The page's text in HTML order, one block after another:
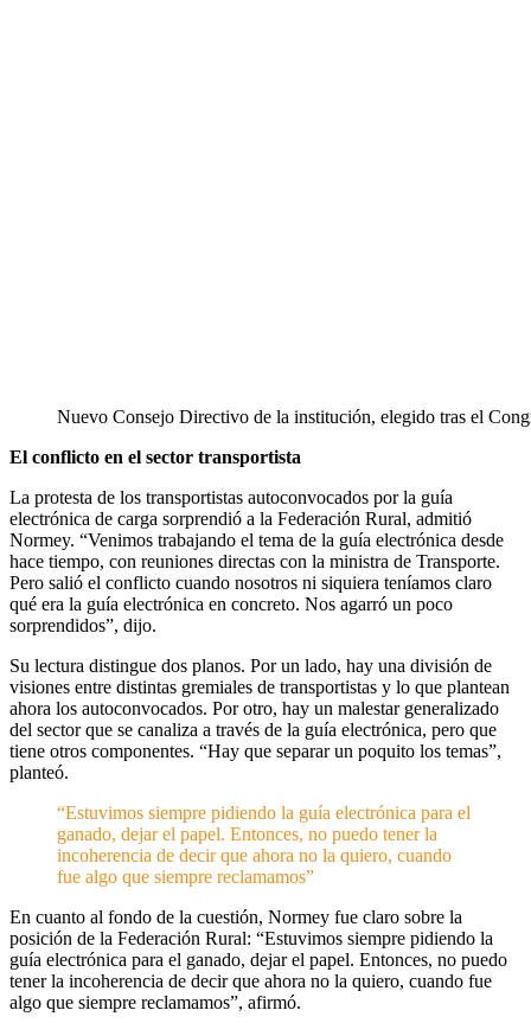
Nuevo Consejo Directivo de la institución, elegido tras el
El conflicto en el sector transportista
La protesta de los transportistas autoconvocados por la guía
electrónica de carga sorprendió a la Federación Rural, admitió
Normey. “Venimos trabajando el tema de la guía electrónica desde
hace tiempo, con reuniones directas con la ministra de Transporte.
Pero salió el conflicto cuando nosotros ni siquiera teníamos claro
qué era la guía electrónica en concreto. Nos agarró un poco
sorprendidos”, dijo.
Su lectura distingue dos planos. Por un lado, hay una división de
visiones entre distintas gremiales de transportistas y lo que plantean
ahora los autoconvocados. Por otro, hay un malestar generalizado
del sector que se canaliza a través de la guía electrónica, pero que
tiene otros componentes. “Hay que separar un poquito los temas”,
planteó.
“Estuvimos siempre pidiendo la guía electrónica para el
ganado, dejar el papel. Entonces, no puedo tener la
incoherencia de decir que ahora no la quiero, cuando
fue algo que siempre reclamamos”
En cuanto al fondo de la cuestión, Normey fue claro sobre la
posición de la Federación Rural: “Estuvimos siempre pidiendo la
guía electrónica para el ganado, dejar el papel. Entonces, no puedo
tener la incoherencia de decir que ahora no la quiero, cuando fue
algo que siempre reclamamos”, afirmó.